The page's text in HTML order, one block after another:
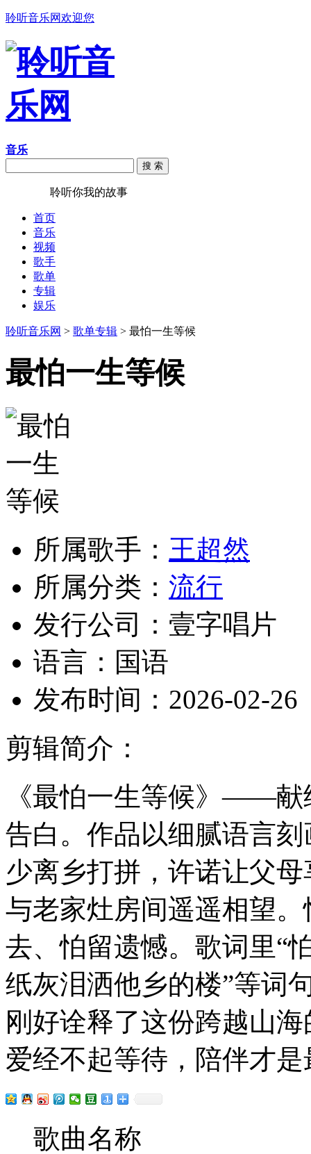
聆听音乐网欢迎您
音乐
搜 索
聆听你我的故事
首页
音乐
视频
歌手
歌单
专辑
娱乐
聆听音乐网 > 歌单专辑 > 最怕一生等候
最怕一生等候
所属歌手： 王超然
所属分类： 流行
发行公司： 壹字唱片
语言： 国语
发布时间： 2026-02-26
剪辑简介：
《最怕一生等候》——献
告白。作品以细腻语言
少离乡打拼，许诺让父
与老家灶房间遥遥相望
去、怕留遗憾。歌词里“
纸灰泪洒他乡的楼”等词
刚好诠释了这份跨越山
爱经不起等待，陪伴才
歌曲名称